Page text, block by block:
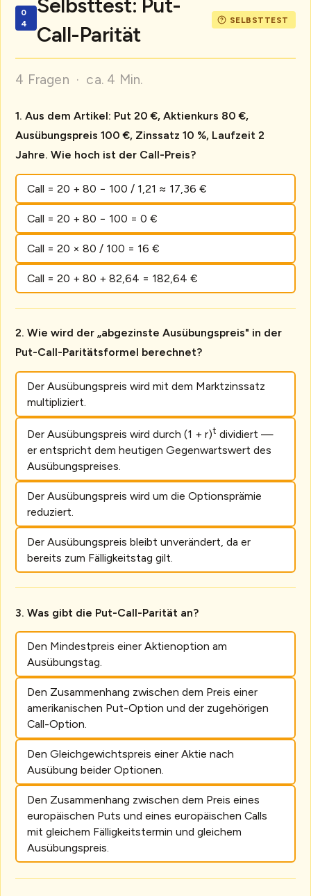
Call-Parität
4 Fragen · ca. 4 Min.
Aus dem Artikel: Put 20 €, Aktienkurs 80 €,
Ausübungspreis 100 €, Zinssatz 10 %, Laufzeit 2
Jahre. Wie hoch ist der Call-Preis?
Call = 20 + 80 − 100 / 1,21 ≈ 17,36 €
Call = 20 + 80 − 100 = 0 €
Call = 20 × 80 / 100 = 16 €
Call = 20 + 80 + 82,64 = 182,64 €
Wie wird der „abgezinste Ausübungspreis" in der
Put-Call-Paritätsformel berechnet?
Der Ausübungspreis wird mit dem Marktzinssatz
multipliziert.
Der Ausübungspreis wird durch (1 + r)t dividiert —
er entspricht dem heutigen Gegenwartswert des
Ausübungspreises.
Der Ausübungspreis wird um die Optionsprämie
reduziert.
Der Ausübungspreis bleibt unverändert, da er
bereits zum Fälligkeitstag gilt.
Was gibt die Put-Call-Parität an?
Den Mindestpreis einer Aktienoption am
Ausübungstag.
Den Zusammenhang zwischen dem Preis einer
amerikanischen Put-Option und der zugehörigen
Call-Option.
Den Gleichgewichtspreis einer Aktie nach
Ausübung beider Optionen.
Den Zusammenhang zwischen dem Preis eines
europäischen Puts und eines europäischen Calls
mit gleichem Fälligkeitstermin und gleichem
Ausübungspreis.